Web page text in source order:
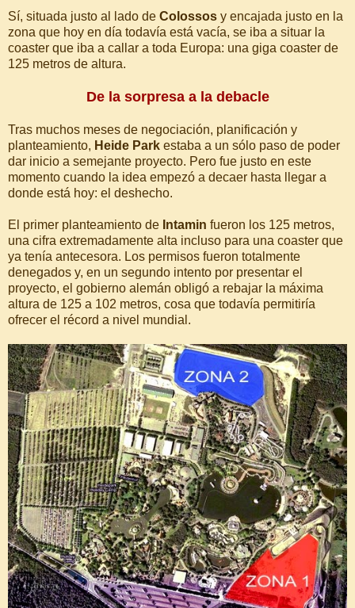
Sí, situada justo al lado de Colossos y encajada justo en la
zona que hoy en día todavía está vacía, se iba a situar la
coaster que iba a callar a toda Europa: una giga coaster de
125 metros de altura.
De la sorpresa a la debacle
Tras muchos meses de negociación, planificación y
planteamiento, Heide Park estaba a un sólo paso de poder
dar inicio a semejante proyecto. Pero fue justo en este
momento cuando la idea empezó a decaer hasta llegar a
donde está hoy: el deshecho.
El primer planteamiento de Intamin fueron los 125 metros,
una cifra extremadamente alta incluso para una coaster que
ya tenía antecesora. Los permisos fueron totalmente
denegados y, en un segundo intento por presentar el
proyecto, el gobierno alemán obligó a rebajar la máxima
altura de 125 a 102 metros, cosa que todavía permitiría
ofrecer el récord a nivel mundial.